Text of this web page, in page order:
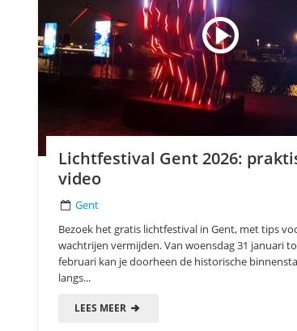
Lichtfestival Gent 2026:
video
Gent
Bezoek het gratis lichtfestival in Gent, met tips
wachtrijen vermijden. Van woensdag 31 januari
februari kan je doorheen de historische
langs...
LEES MEER